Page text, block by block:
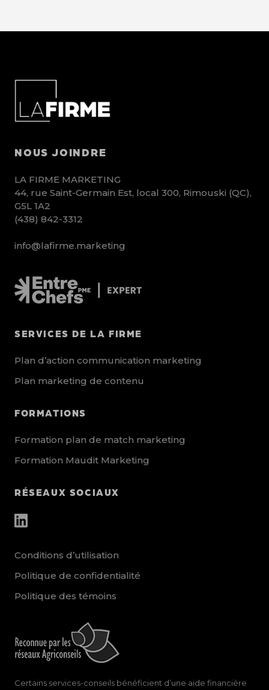
NOUS JOINDRE
LA FIRME MARKETING
44, rue Saint-Germain Est, local 300, Rimouski (QC),
G5L 1A2
(438) 842-3312
info@lafirme.marketing
SERVICES DE LA FIRME
Plan d’action communication marketing
Plan marketing de contenu
FORMATIONS
Formation plan de match marketing
Formation Maudit Marketing
RÉSEAUX SOCIAUX
other_social_urls
Conditions d’utilisation
Politique de confidentialité
Politique des témoins
Certains services-conseils bénéficient d’une aide financière